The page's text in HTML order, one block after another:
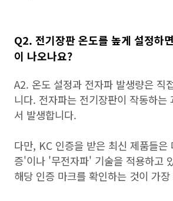
Q2. 전기장판 온도를 높게 설정하
이 나오나요?
A2. 온도 설정과 전자파 발생량은 직
니다. 전자파는 전기장판이 작동하는
서 발생합니다.
다만, KC 인증을 받은 최신 제품들은
증'이나 '무전자파' 기술을 적용하고
해당 인증 마크를 확인하는 것이 가